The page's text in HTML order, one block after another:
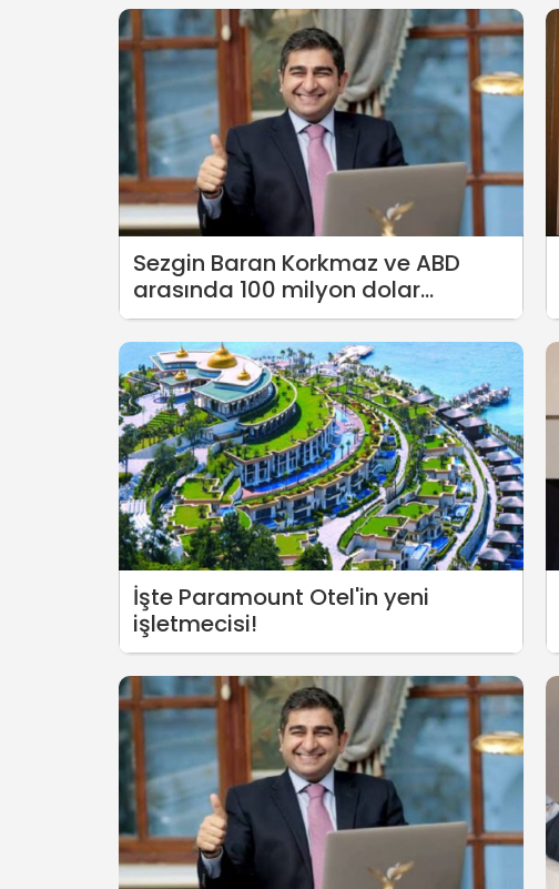
Sezgin Baran Korkmaz ve ABD
arasında 100 milyon dolar
pazarlığı
İşte Paramount Otel'in yeni
işletmecisi!